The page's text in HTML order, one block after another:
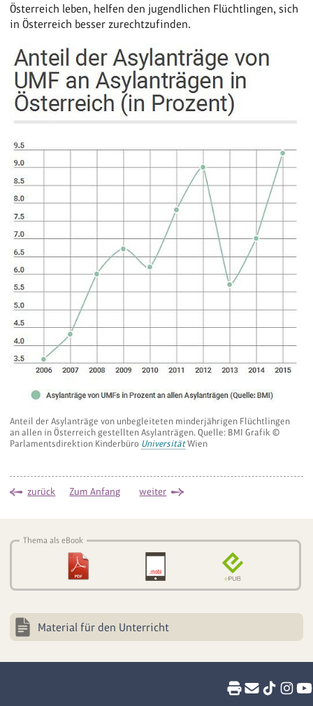
Österreich leben, helfen den jugendlichen Flüchtlingen, sich
in Österreich besser zurechtzufinden.
Anteil der Asylanträge von unbegleiteten minderjährigen Flüchtlingen
an allen in Österreich gestellten Asylanträgen. Quelle: BMI Grafik ©
Parlamentsdirektion Kinderbüro UniversitätWien
zurück Zum Anfang weiter
Thema als eBook
Material für den Unterricht